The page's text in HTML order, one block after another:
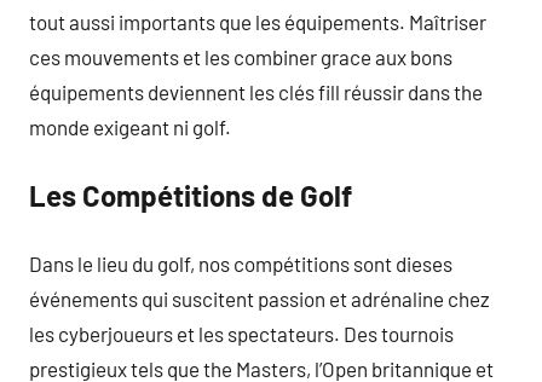
tout aussi importants que les équipements. Maîtriser
ces mouvements et les combiner grace aux bons
équipements deviennent les clés fill réussir dans the
monde exigeant ni golf.
Les Compétitions de Golf
Dans le lieu du golf, nos compétitions sont dieses
événements qui suscitent passion et adrénaline chez
les cyberjoueurs et les spectateurs. Des tournois
prestigieux tels que the Masters, l’Open britannique et